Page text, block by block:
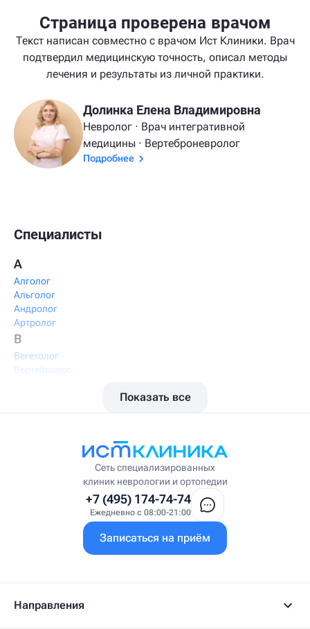
Страница проверена врачом
Текст написан совместно с врачом Ист Клиники. Врач
подтвердил медицинскую точность, описал методы
лечения и результаты из личной практики.
Долинка Елена Владимировна
Невролог · Врач интегративной
медицины · Вертеброневролог
Подробнее
Специалисты
А
Алголог
Альголог
Андролог
Артролог
В
Вегетолог
Вертебролог
Висцеральный массажист
Врач интегративной медицины
Врач первичного приёма
Гастроэнтеролог-гепатолог
Гериатр
Гинеколог
Показать все
Сеть специализированных
клиник неврологии и ортопедии
+7 (495) 174-74-74
Ежедневно с 08:00-21:00
Записаться на приём
Направления